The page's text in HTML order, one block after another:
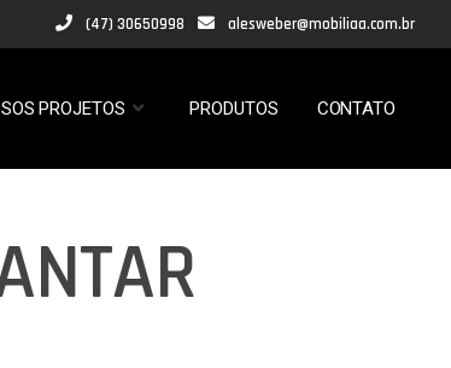
(47) 30650998 alesweber@mobiliaa.com.br
PROJETOS PRODUTOS CONTATO